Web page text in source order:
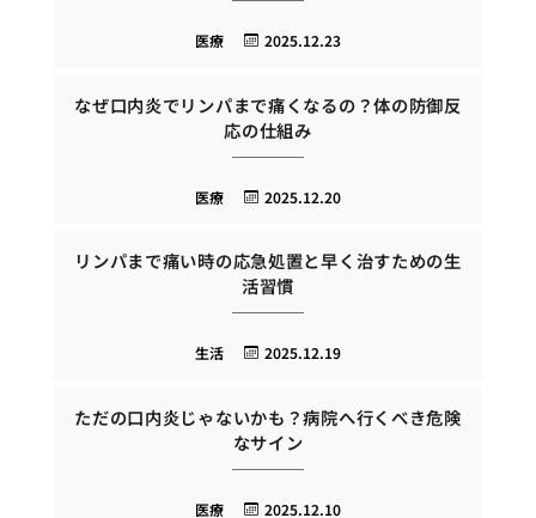
2025.12.23
医療
なぜ口内炎でリンパまで痛くなるの？体の防御反
応の仕組み
2025.12.20
医療
リンパまで痛い時の応急処置と早く治すための生
活習慣
2025.12.19
生活
ただの口内炎じゃないかも？病院へ行くべき危険
なサイン
2025.12.10
医療